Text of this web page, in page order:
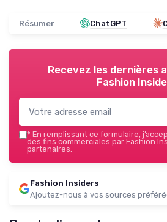
Résumer ChatGPT
Recevez les dernières
Fashion
* En remplissant ce formulaire,
des fins commerciales par Fashion
partenaires.
Fashion Insiders
Ajoutez-nous à vos sources